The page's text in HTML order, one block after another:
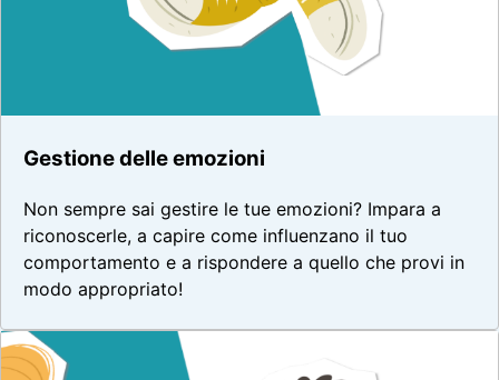
Gestione delle emozioni
Non sempre sai gestire le tue emozioni? Impara a
riconoscerle, a capire come influenzano il tuo
comportamento e a rispondere a quello che provi in
modo appropriato!